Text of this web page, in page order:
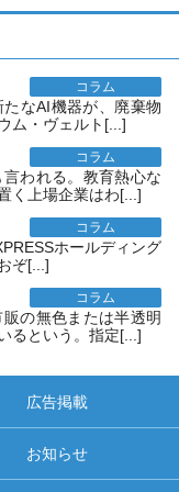
コラム
なAI機器が、廃棄物
ム・ヴェルト[...]
コラム
われる。教育熱心な
く上場企業はわ[...]
コラム
ホールディング
ぞ[...]
コラム
の無色または半透明
るという。指定[...]
広告掲載
お知らせ